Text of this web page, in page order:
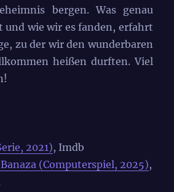
bergen. Was genau
und wie wir es fanden, erfahrt
zu der wir den wunderbaren
heißen durften. Viel
2021), Imdb
(Computerspiel, 2025),